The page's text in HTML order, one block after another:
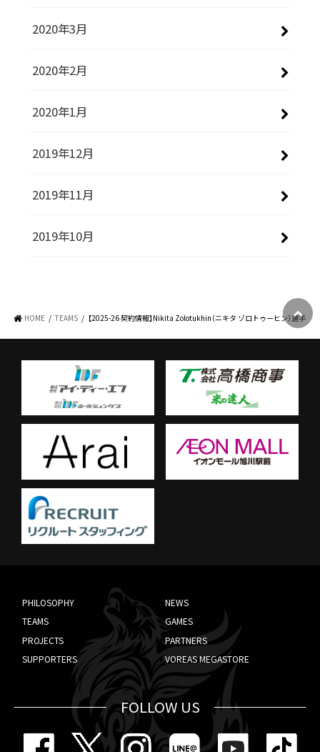
2020年3月
2020年2月
2020年1月
2019年12月
2019年11月
2019年10月
HOME TEAMS 【2025-26 契約情報】Nikita Zolotukhin（ニキタ ゾロトゥーヒン）選手
PHILOSOPHY
NEWS
TEAMS
GAMES
PROJECTS
PARTNERS
SUPPORTERS
VOREAS MEGASTORE
FOLLOW US